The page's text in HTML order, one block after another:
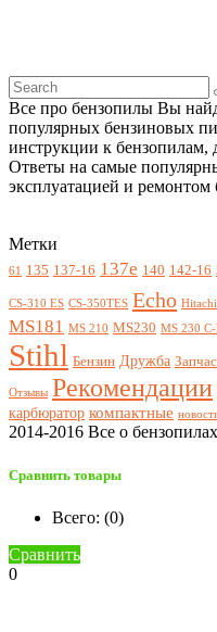
Все про бензопилы Вы
популярных бензиновых
инструкции к бензопилам,
Ответы на самые
эксплуатацией и ремонтом
Метки
61 135 137-16 137e 140 142-16
CS-310 ES CS-350TES Echo Hitachi
MS181 MS 210 MS230 MS 230
Stihl Бензин Дружба
Отзывы Рекомендации
карбюратор компактные
2014-2016 Все о бензопилах
Сравнить товары
Всего: (0)
Сравнить
0